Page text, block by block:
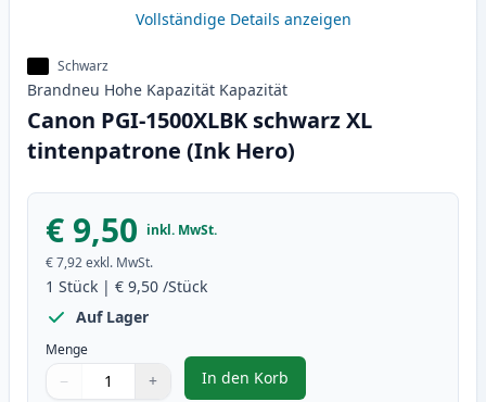
Vollständige Details anzeigen
Schwarz
Brandneu Hohe Kapazität Kapazität
Canon PGI-1500XLBK schwarz XL
tintenpatrone (Ink Hero)
€ 9,50 inkl. MwSt.
€ 7,92exkl. MwSt.
1 Stück | € 9,50 /Stück
Auf Lager
Menge
Verwenden Sie die Tasten, um anzupassen
− +
1
In den Korb
, Canon PGI-1500XLBK schwarz